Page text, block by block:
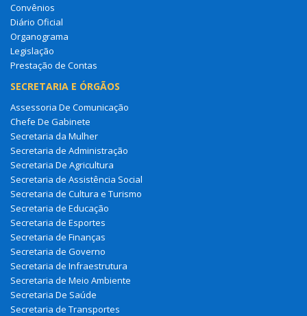
Convênios
Diário Oficial
Organograma
Legislação
Prestação de Contas
SECRETARIA E ÓRGÃOS
Assessoria De Comunicação
Chefe De Gabinete
Secretaria da Mulher
Secretaria de Administração
Secretaria De Agricultura
Secretaria de Assistência Social
Secretaria de Cultura e Turismo
Secretaria de Educação
Secretaria de Esportes
Secretaria de Finanças
Secretaria de Governo
Secretaria de Infraestrutura
Secretaria de Meio Ambiente
Secretaria De Saúde
Secretaria de Transportes